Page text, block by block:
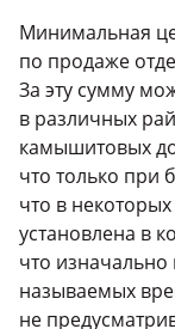
Минимальная
по продаже
За эту сумму
в различных
камышитовых
что только при
что в
установлена в
что изначально
называемых
не